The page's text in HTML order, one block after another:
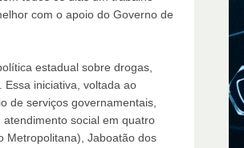
com o apoio do Governo de
estadual sobre drogas,
iniciativa, voltada ao
de serviços governamentais,
social em quatro
Metropolitana), Jaboatão dos